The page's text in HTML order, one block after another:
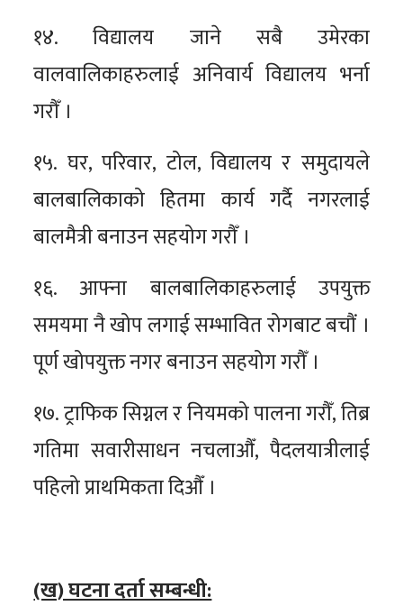
१४. विद्यालय जाने सबै उमेरका
वालवालिकाहरुलाई अनिवार्य विद्यालय भर्ना
गरौँ ।
१५. घर, परिवार, टोल, विद्यालय र समुदायले
बालबालिकाको हितमा कार्य गर्दै नगरलाई
बालमैत्री बनाउन सहयोग गरौँ ।
१६. आफ्ना बालबालिकाहरुलाई उपयुक्त
समयमा नै खोप लगाई सम्भावित रोगबाट बचौं ।
पूर्ण खोपयुक्त नगर बनाउन सहयोग गरौँ ।
१७. ट्राफिक सिग्नल र नियमको पालना गरौँ, तिब्र
गतिमा सवारीसाधन नचलाऔँ, पैदलयात्रीलाई
पहिलो प्राथमिकता दिऔँ ।
(ख) घटना दर्ता सम्बन्धी: